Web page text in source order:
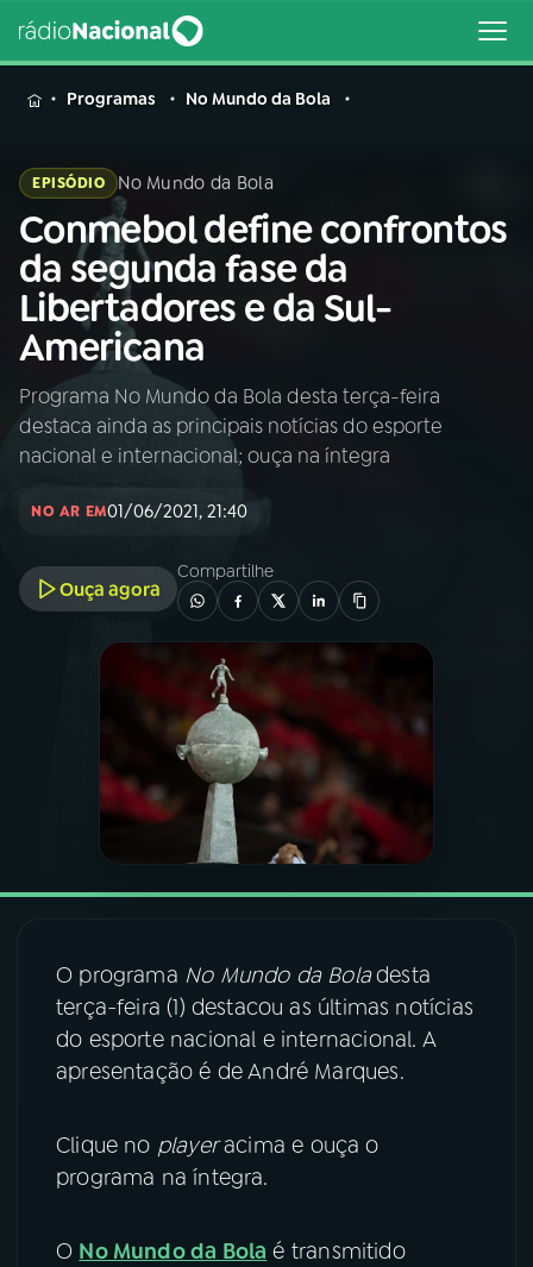
MENU
Buscar
na
Rádio
Nacional
Buscar
01 INÍCIO
02A RÁDIO
03PROGRAMAÇÃO
PODCASTS
VIDEOCASTS
07ÚLTIMAS
08FESTIVAL DE MÚSICA
ACOMPANHE A RÁDIO NACIONAL
Instagram
Programas No Mundo da Bola
EPISÓDIO No Mundo da Bola
Conmebol define confrontos
da segunda fase da
Libertadores e da Sul-
Americana
Programa No Mundo da Bola desta terça-feira
destaca ainda as principais notícias do esporte
nacional e internacional; ouça na íntegra
NO AR EM01/06/2021, 21:40
Ouça agora
Compartilhe
O programa No Mundo da Boladesta
terça-feira (1) destacou as últimas notícias
do esporte nacional e internacional. A
apresentação é de André Marques.
Clique no playeracima e ouça o
programa na íntegra.
O No Mundo da Bola é transmitido